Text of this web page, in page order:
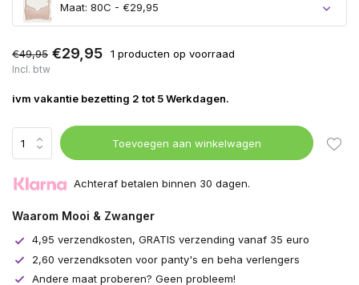
Maat: 80C - €29,95
€49,95 €29,95 1 producten op voorraad
Incl. btw
ivm vakantie bezetting 2 tot 5 Werkdagen.
Toevoegen aan winkelwagen
Achteraf betalen binnen 30 dagen.
Waarom Mooi & Zwanger
4,95 verzendkosten, GRATIS verzending vanaf 35 euro
2,60 verzendksoten voor panty's en beha verlengers
Andere maat proberen? Geen probleem!